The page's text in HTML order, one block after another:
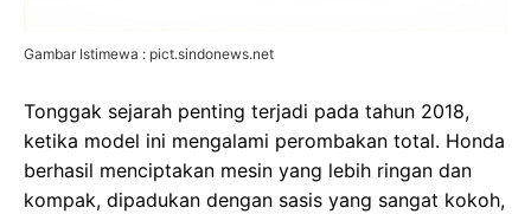
Gambar Istimewa : pict.sindonews.net
Tonggak sejarah penting terjadi pada tahun 2018,
ketika model ini mengalami perombakan total. Honda
berhasil menciptakan mesin yang lebih ringan dan
kompak, dipadukan dengan sasis yang sangat kokoh,